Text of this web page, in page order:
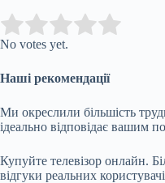
Rate this item:
No votes yet.
Наші рекомендації
Ми окреслили більшість
ідеально відповідає вашим
Купуйте телевізор онлайн.
відгуки реальних